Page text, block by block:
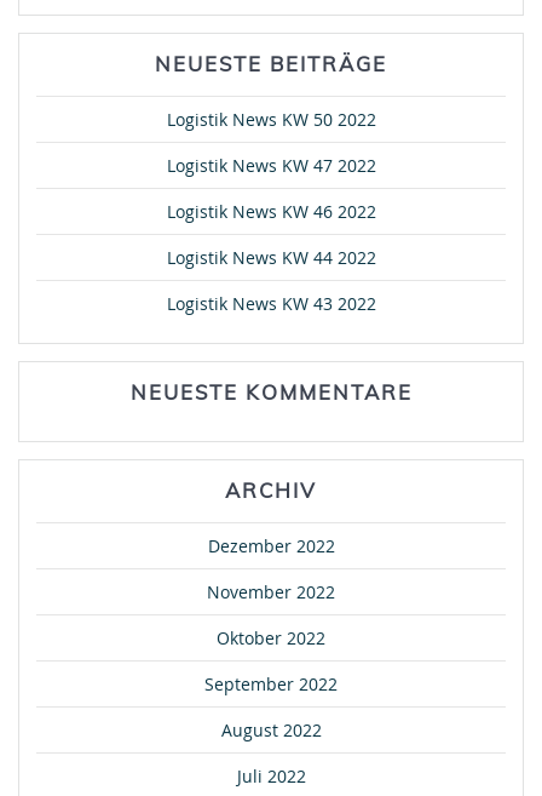
NEUESTE BEITRÄGE
Logistik News KW 50 2022
Logistik News KW 47 2022
Logistik News KW 46 2022
Logistik News KW 44 2022
Logistik News KW 43 2022
NEUESTE KOMMENTARE
ARCHIV
Dezember 2022
November 2022
Oktober 2022
September 2022
August 2022
Juli 2022